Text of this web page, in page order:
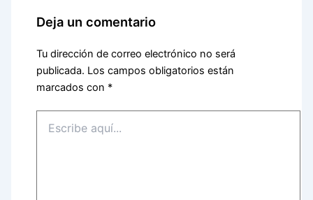
Deja un comentario
Tu dirección de correo electrónico no será
publicada. Los campos obligatorios están
marcados con *
aquí...